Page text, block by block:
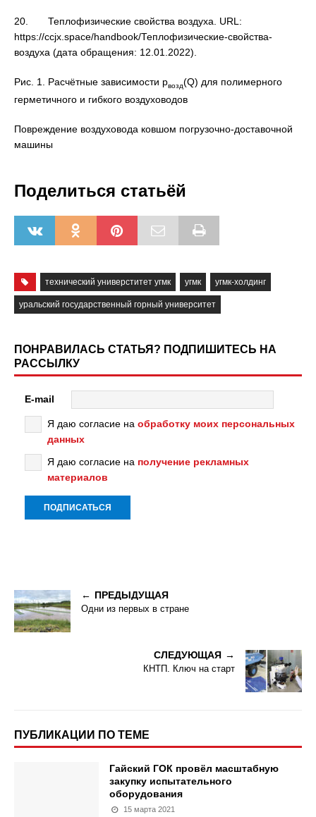
20. Теплофизические свойства воздуха. URL:
https://ccjx.space/handbook/Теплофизические-свойства-
воздуха (дата обращения: 12.01.2022).
Рис. 1. Расчётные зависимости рвозд(Q) для полимерного
герметичного и гибкого воздуховодов
Повреждение воздуховода ковшом погрузочно-доставочной
машины
Поделиться статьёй
технический универститет угмк угмк угмк-холдинг
уральский государственный горный университет
ПОНРАВИЛАСЬ СТАТЬЯ? ПОДПИШИТЕСЬ НА
РАССЫЛКУ
E-mail
Я даю согласие на обработку моих персональных
данных
Я даю согласие на получение рекламных
материалов
ПРЕДЫДУЩАЯ
Одни из первых в стране
СЛЕДУЮЩАЯ
КНТП. Ключ на старт
ПУБЛИКАЦИИ ПО ТЕМЕ
Гайский ГОК провёл масштабную
закупку испытательного
оборудования
15 марта 2021